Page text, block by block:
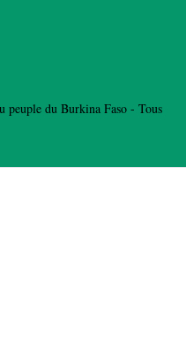
peuple du Burkina Faso - Tous